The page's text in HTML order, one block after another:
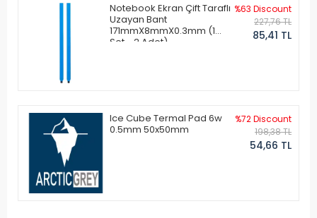
Notebook Ekran Çift Taraflı
Uzayan Bant
171mmX8mmX0.3mm (1
Set - 2 Adet)
%63 Discount
227,76 TL
85,41 TL
Ice Cube Termal Pad 6w
0.5mm 50x50mm
%72 Discount
198,38 TL
54,66 TL